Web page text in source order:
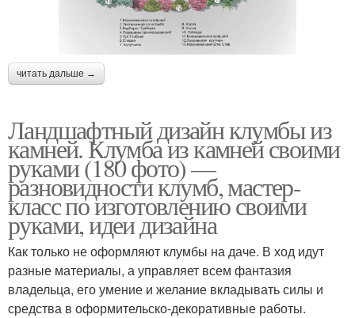
читать дальше →
Ландшафтный дизайн клумбы из
камней. Клумба из камней своими
руками (180 фото) —
разновидности клумб, мастер-
класс по изготовлению своими
руками, идеи дизайна
Как только не оформляют клумбы на даче. В ход идут
разные материалы, а управляет всем фантазия
владельца, его умение и желание вкладывать силы и
средства в оформительско-декоративные работы.